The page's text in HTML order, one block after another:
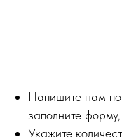
Напишите нам по
заполните
Укажите